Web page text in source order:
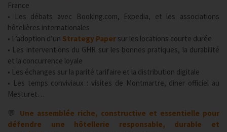
France
• Les débats avec Booking.com, Expedia, et les associations
hôtelières internationales
• L’adoption d’un Strategy Paper sur les locations courte durée
• Les interventions du GHR sur les bonnes pratiques, la durabilité
et la concurrence loyale
• Les échanges sur la parité tarifaire et la distribution digitale
• Les temps conviviaux : visites de Montmartre, diner officiel au
Mesturet…
💬 Une assemblée riche, constructive et essentielle pour
défendre une hôtellerie responsable, durable et